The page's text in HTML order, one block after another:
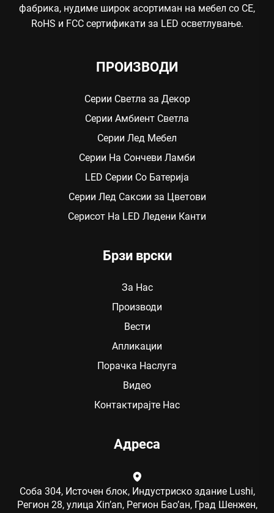
фабрика, нудиме широк асортиман на мебел со CE,
RoHS и FCC сертификати за LED осветлување.
ПРОИЗВОДИ
Серии Светла за Декор
Серии Амбиент Светла
Серии Лед Мебел
Серии На Сончеви Ламби
LED Серии Со Батерија
Серии Лед Саксии за Цветови
Серисот На LED Ледени Канти
Брзи врски
За Нас
Производи
Вести
Апликации
Порачка Наслуга
Видео
Контактирајте Нас
Адреса
Соба 304, Источен блок, Индустриско здание Lushi,
Регион 28, улица Xin’an, Регион Бао’ан, Град Шенжен,